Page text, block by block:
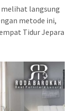
melihat langsung
metode ini,
Tidur Jepara